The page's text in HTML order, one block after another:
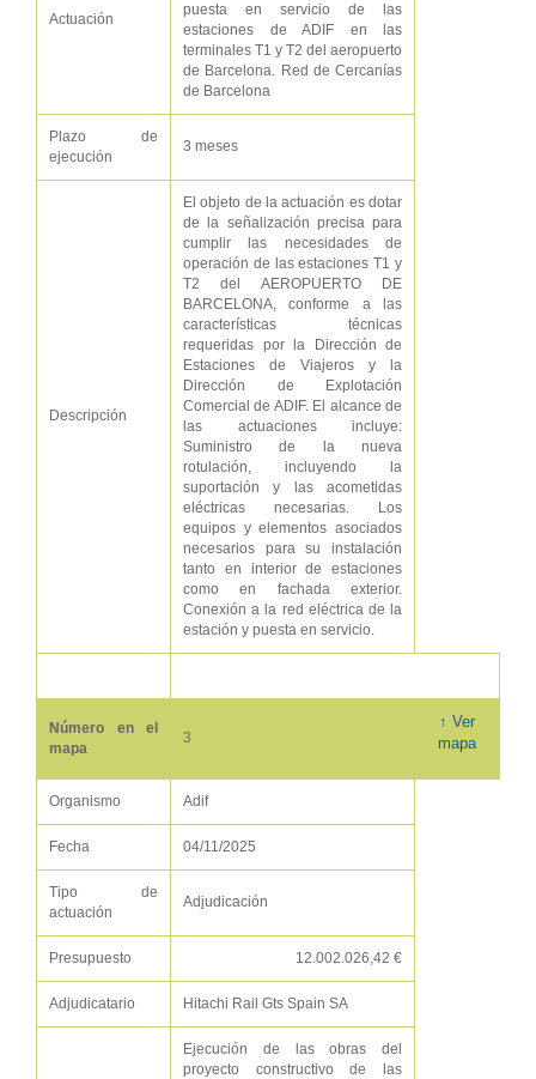
Actuación
puesta en servicio de las
estaciones de ADIF en las
terminales T1 y T2 del aeropuerto
de Barcelona. Red de Cercanías
de Barcelona
Plazo de
ejecución
3 meses
Descripción
El objeto de la actuación es dotar
de la señalización precisa para
cumplir las necesidades de
operación de las estaciones T1 y
T2 del AEROPUERTO DE
BARCELONA, conforme a las
características técnicas
requeridas por la Dirección de
Estaciones de Viajeros y la
Dirección de Explotación
Comercial de ADIF. El alcance de
las actuaciones incluye:
Suministro de la nueva
rotulación, incluyendo la
suportación y las acometidas
eléctricas necesarias. Los
equipos y elementos asociados
necesarios para su instalación
tanto en interior de estaciones
como en fachada exterior.
Conexión a la red eléctrica de la
estación y puesta en servicio.
Número en el
mapa
3
↑ Ver
mapa
Organismo Adif
Fecha 04/11/2025
Tipo de
actuación
Adjudicación
Presupuesto 12.002.026,42 €
Adjudicatario Hitachi Rail Gts Spain SA
Ejecución de las obras del
proyecto constructivo de las